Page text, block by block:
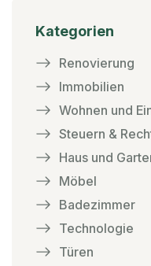
Kategorien
Renovierung
Immobilien
Wohnen und
Steuern &
Haus und
Möbel
Badezimmer
Technologie
Türen